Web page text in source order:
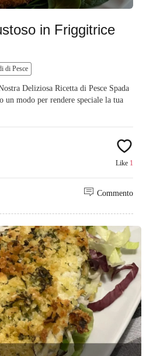
in Friggitrice
di Pesce
Deliziosa Ricetta di Pesce Spada
un modo per rendere speciale la tua
Like 1
Commento